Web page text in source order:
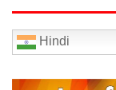
Hindi